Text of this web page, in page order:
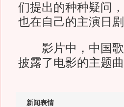
们提出的种种疑问
也在自己的主演日
影片中，中国歌
披露了电影的主题
新闻表情